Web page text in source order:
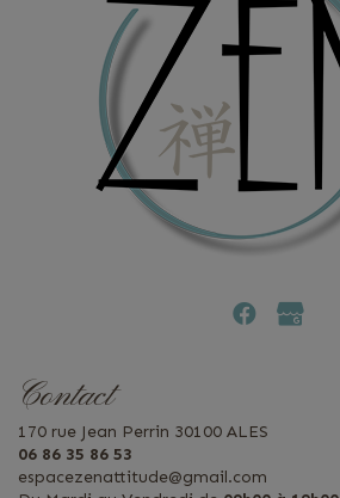
Contact
170 rue Jean Perrin 30100 ALES
06 86 35 86 53
espacezenattitude@gmail.com